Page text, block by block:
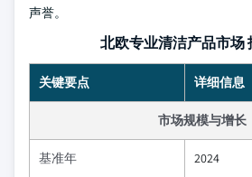
声誉。
北欧专业清洁产品市场
关键要点 详细信息
市场规模与增长
基准年 2024